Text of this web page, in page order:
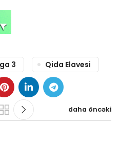
3 Qida Elavesi
daha öncəki